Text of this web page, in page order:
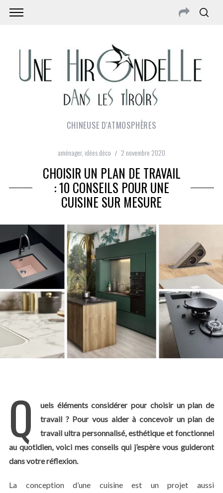
CHINEUSE D'ATMOSPHÈRES
aménager, idées déco 2 novembre 2020
CHOISIR UN PLAN DE TRAVAIL
: 10 CONSEILS POUR UNE
CUISINE SUR MESURE
Q
uels éléments considérer pour choisir un plan de
travail ? Pour vous aider à concevoir un plan de
travail ultra personnalisé, esthétique et fonctionnel
au quotidien, voici mes conseils qui j’espère vous guideront
dans votre réflexion.
La conception d’une cuisine est un projet aussi